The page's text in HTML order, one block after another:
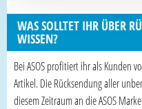
WAS SOLLTET IHR ÜBER
WISSEN?
Bei ASOS profitiert ihr als Kunden
Artikel. Die Rücksendung aller
diesem Zeitraum an die ASOS